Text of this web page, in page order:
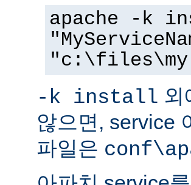
apache -k
-k install 외
않으면, service
파일은